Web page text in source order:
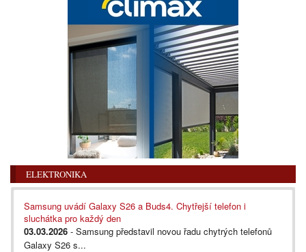
ELEKTRONIKA
Samsung uvádí Galaxy S26 a Buds4. Chytřejší telefon i
sluchátka pro každý den
03.03.2026 - Samsung představil novou řadu chytrých telefonů
Galaxy S26 s...